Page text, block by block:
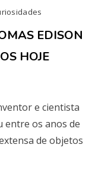
EDISON
HOJE
e cientista
entre os anos de
de objetos